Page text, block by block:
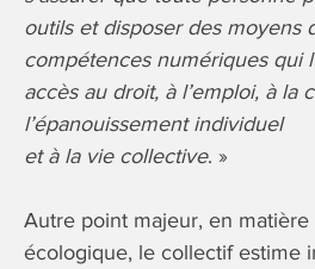
outils et disposer des moyens
compétences numériques qui
accès au droit, à l’emploi, à la
l’épanouissement individuel
et à la vie collective. »
Autre point majeur, en matière
écologique, le collectif estime